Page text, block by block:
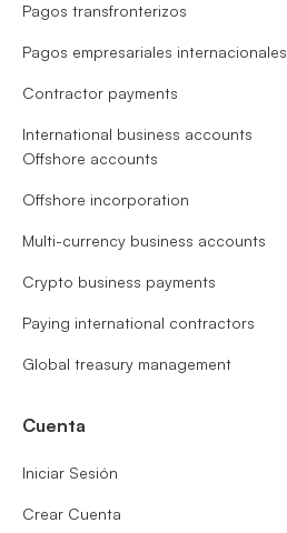
Pagos transfronterizos
Pagos empresariales internacionales
Contractor payments
International business accounts
Offshore accounts
Offshore incorporation
Multi-currency business accounts
Crypto business payments
Paying international contractors
Global treasury management
Cuenta
Iniciar Sesión
Crear Cuenta